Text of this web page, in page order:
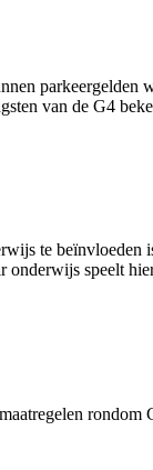
van de G4
te
speelt